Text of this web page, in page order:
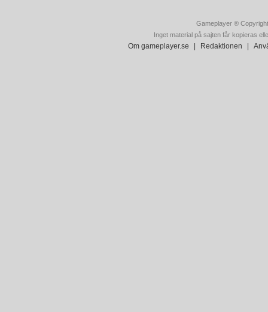
Gameplayer ®
Inget material på sajten får kopieras
Om gameplayer.se Redaktionen